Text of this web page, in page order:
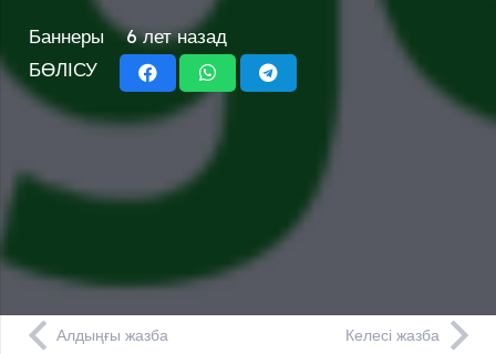
Баннеры
6 лет назад
БӨЛІСУ
Алдыңғы жазба Келесі жазба